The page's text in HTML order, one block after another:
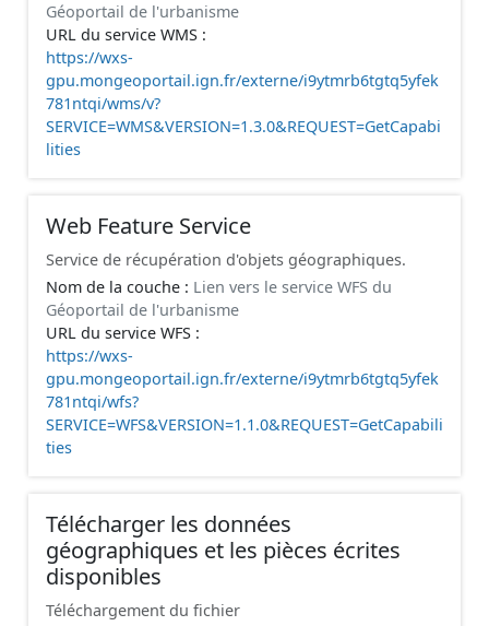
Géoportail de l'urbanisme
URL du service WMS :
https://wxs-
gpu.mongeoportail.ign.fr/externe/i9ytmrb6tgtq5yfek
781ntqi/wms/v?
SERVICE=WMS&VERSION=1.3.0&REQUEST=GetCapabi
lities
Web Feature Service
Service de récupération d'objets géographiques.
Nom de la couche : Lien vers le service WFS du
Géoportail de l'urbanisme
URL du service WFS :
https://wxs-
gpu.mongeoportail.ign.fr/externe/i9ytmrb6tgtq5yfek
781ntqi/wfs?
SERVICE=WFS&VERSION=1.1.0&REQUEST=GetCapabili
ties
Télécharger les données
géographiques et les pièces écrites
disponibles
Téléchargement du fichier